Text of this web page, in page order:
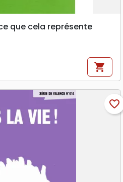
que cela représente
shopping_cart
favorite_border